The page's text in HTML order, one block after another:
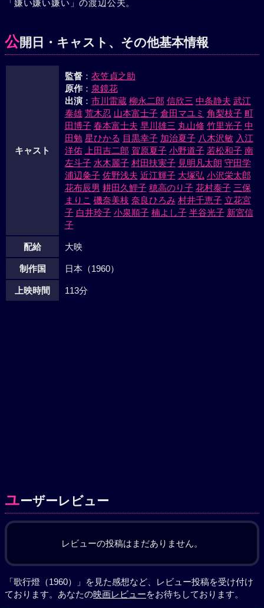
敷に出たのは、能に関係ある客と聞いたからだった。客は恩
知らず、お袖が“玉の段”を舞った時、その見事さに源三郎は
地の謡を、雪叟は鼓をつとめた。鼓の音に魅入られたよう
の体に傍の白梅が散った。
「嫌い嫌い嫌い」の渡辺公夫。
公開日・キャスト、その他基本情報
キャスト
監督： 衣笠貞之助
原作： 泉鏡花
出演： 市川雷蔵 柳永二郎 信欣三 中条静夫 武江
泰雄 荒木忍 山本富士子 倉田マユミ 角梨枝子 町
田博子 春本富士夫 早川雄三 丸山修 竹里光子 中
田勉 星ひかる 目黒幸子 加治夏子 八木沢敏 入江
洋佑
上田吉二郎 賀原夏子 小野道子 若松和子 南
左斗子 水木麗子 村田扶実子 見明凡太朗 守田学
浦辺粂子 佐野浅夫 近江輝子 大塚弘 小沢栄太郎
花布辰男 耕田久鯉子 穂高のり子 花村泰子 三保
まりこ 磯奈美枝 奈良ひろみ 村井千恵子 立花宮
子 白井玲子 小泉順子 楠よし子 半谷光子 新宮信
子
配給 大映
制作国 日本（1960）
上映時間 113分
ユーザーレビュー
レビューの投稿はまだありません。
「歌行燈（1960）」を見た感想など、レビュー投稿を受け付け
ております。あなたの映画レビューをお待ちしております。